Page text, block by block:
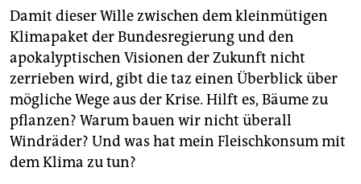
Damit dieser Wille zwischen dem kleinmütigen
Klimapaket der Bundesregierung und den
apokalyptischen Visionen der Zukunft nicht
zerrieben wird, gibt die taz einen Überblick über
mögliche Wege aus der Krise. Hilft es, Bäume zu
pflanzen? Warum bauen wir nicht überall
Windräder? Und was hat mein Fleischkonsum mit
dem Klima zu tun?